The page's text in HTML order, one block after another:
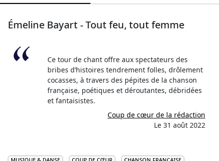
Émeline Bayart - Tout feu, tout femme
Ce tour de chant offre aux spectateurs des
bribes d’histoires tendrement folles, drôlement
cocasses, à travers des pépites de la chanson
française, poétiques et déroutantes, débridées
et fantaisistes.
Coup de cœur de la rédaction
Le 31 août 2022